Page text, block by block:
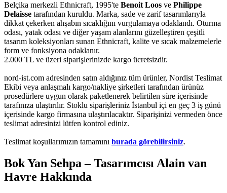
Belçika merkezli Ethnicraft, 1995'te Benoit Loos ve Philippe
Delaisse tarafından kuruldu. Marka, sade ve zarif tasarımlarıyla
dikkat çekerken ahşabın sıcaklığını vurgulamaya odaklandı. Oturma
odası, yatak odası ve diğer yaşam alanlarını güzelleştiren çeşitli
tasarım koleksiyonları sunan Ethnicraft, kalite ve sıcak malzemelerle
form ve fonksiyona odaklanır.
2.000 TL ve üzeri siparişlerinizde kargo ücretsizdir.
nord-ist.com adresinden satın aldığınız tüm ürünler, Nordist Teslimat
Ekibi veya anlaşmalı kargo/nakliye şirketleri tarafından ürünüz
prosedürlere uygun olarak paketlenerek belirtilen süre içerisinde
tarafınıza ulaştırılır. Stoklu siparişleriniz İstanbul içi en geç 3 iş günü
içerisinde kargo firmasına ulaştırılacaktır. Siparişinizi vermeden önce
teslimat adresinizi lütfen kontrol ediniz.
Teslimat koşullarımızın tamamını burada görebilirsiniz.
Bok Yan Sehpa – Tasarımcısı Alain van
Havre Hakkında